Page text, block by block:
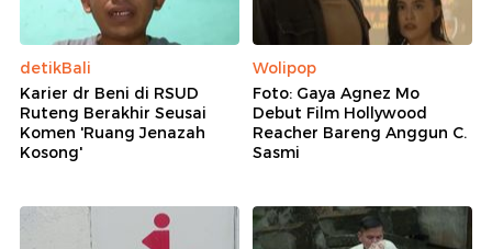
detikBali
Karier dr Beni di RSUD
Ruteng Berakhir Seusai
Komen 'Ruang Jenazah
Kosong'
Wolipop
Foto: Gaya Agnez Mo
Debut Film Hollywood
Reacher Bareng Anggun C.
Sasmi